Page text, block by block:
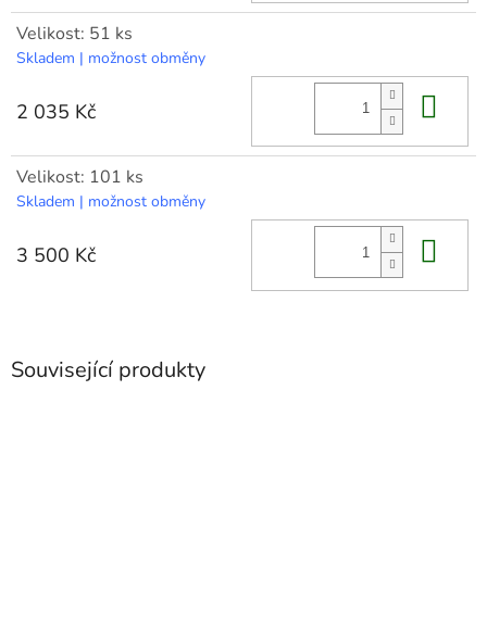
Související produkty
Velikost: 51 ks
Skladem | možnost obměny
2 035 Kč
Velikost: 101 ks
Skladem | možnost obměny
3 500 Kč